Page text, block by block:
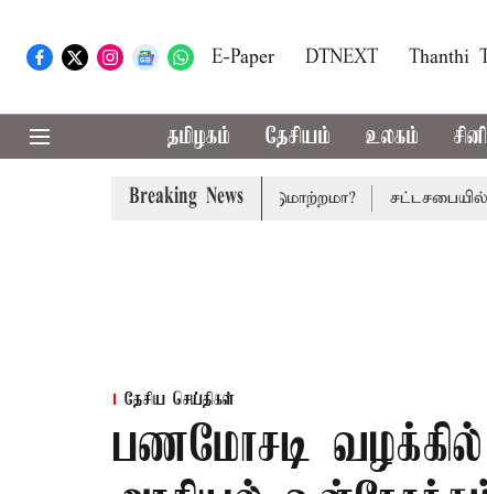
E-Paper DTNEXT Thanthi
தமிழகம் தேசியம் உலகம்
Breaking News
பட்ஜெட்: மாற்றமா?, தடுமாற்றமா? சட்டசபையில் பட்ஜெட்
தேசிய செய்திகள்
பணமோசடி வழக்கில்